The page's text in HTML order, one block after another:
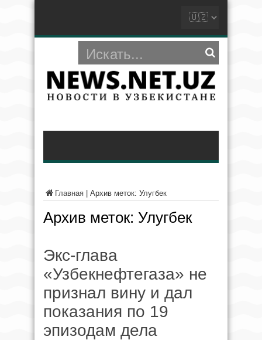
Главная Архив меток: Улугбек
Архив меток: Улугбек
Экс-глава
«Узбекнефтегаза» не
признал вину и дал
показания по 19
эпизодам дела